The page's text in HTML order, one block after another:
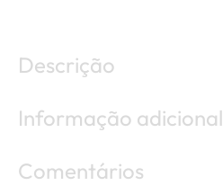
Descrição
Informação adicional
Comentários